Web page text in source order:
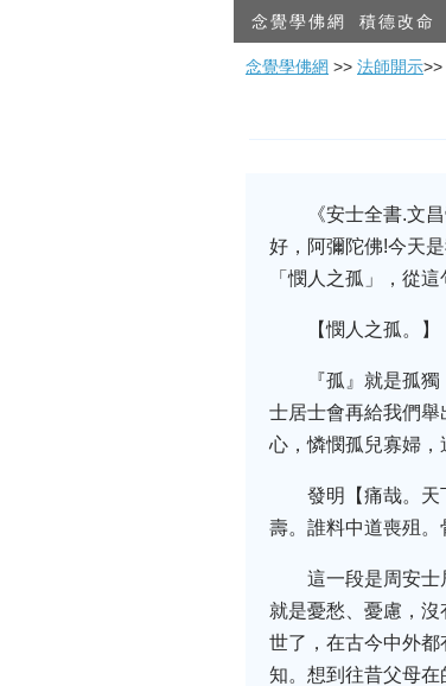
念覺學佛網 積德改命
念覺學佛網 >> 法師開示
《安士全書.文
好，阿彌陀佛!今天
「憫人之孤」，從
【憫人之孤。】
『孤』就是孤
士居士會再給我們
心，憐憫孤兒寡婦，
發明【痛哉。
壽。誰料中道喪殂。
這一段是周安士
就是憂愁、憂慮，
世了，在古今中外
知。想到往昔父母